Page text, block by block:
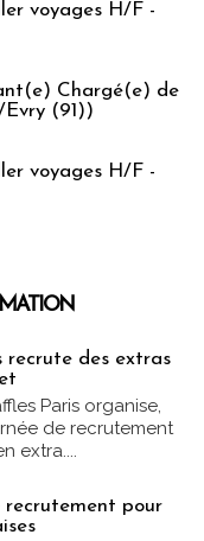
voyages H/F -
Chargé(e) de
Evry (91))
voyages H/F -
recrute des extras
Paris organise,
de recrutement
extra....
recrutement pour